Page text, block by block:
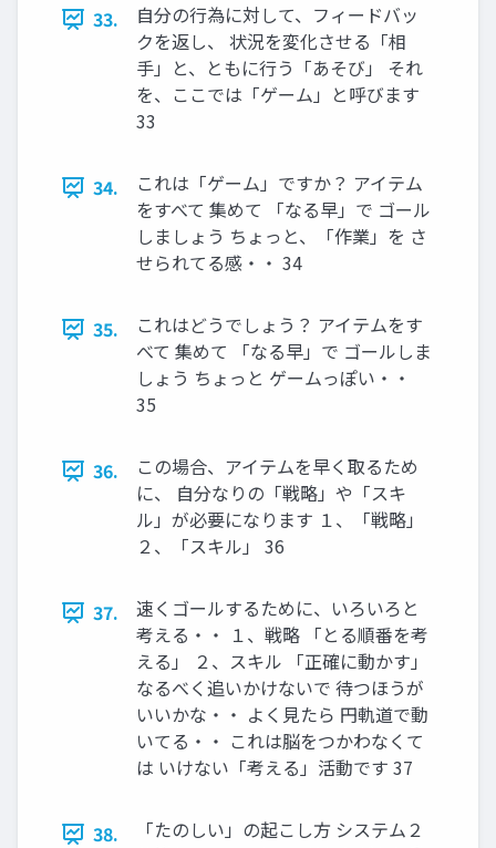
33.
自分の行為に対して、フィードバッ
クを返し、 状況を変化させる「相
手」と、ともに行う「あそび」 それ
を、ここでは「ゲーム」と呼びます
33
34.
これは「ゲーム」ですか？ アイテム
をすべて 集めて 「なる早」で ゴール
しましょう ちょっと、「作業」を さ
せられてる感・・ 34
35.
これはどうでしょう？ アイテムをす
べて 集めて 「なる早」で ゴールしま
しょう ちょっと ゲームっぽい・・
35
36.
この場合、アイテムを早く取るため
に、 自分なりの「戦略」や「スキ
ル」が必要になります １、「戦略」
２、「スキル」 36
37.
速くゴールするために、いろいろと
考える・・ １、戦略 「とる順番を考
える」 ２、スキル 「正確に動かす」
なるべく追いかけないで 待つほうが
いいかな・・ よく見たら 円軌道で動
いてる・・ これは脳をつかわなくて
は いけない「考える」活動です 37
38.
「たのしい」の起こし方 システム２